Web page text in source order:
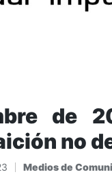
de
no
Publicado
Medios de